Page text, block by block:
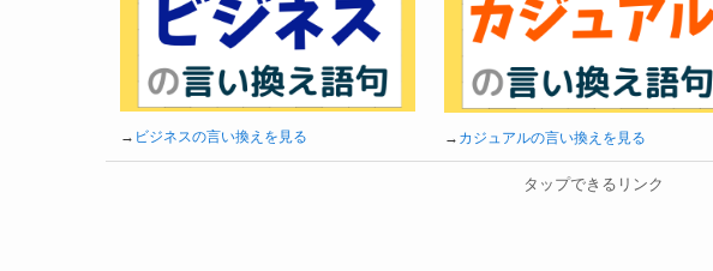
→ ビジネスの言い換えを見る → カジュアルの言い換えを見る
タップできるリンク